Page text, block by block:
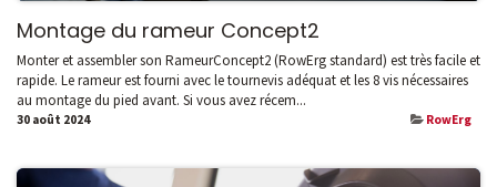
Montage du rameur Concept2
Monter et assembler son RameurConcept2 (RowErg standard) est très facile et
rapide. Le rameur est fourni avec le tournevis adéquat et les 8 vis nécessaires
au montage du pied avant. Si vous avez récem...
30 août 2024 RowErg